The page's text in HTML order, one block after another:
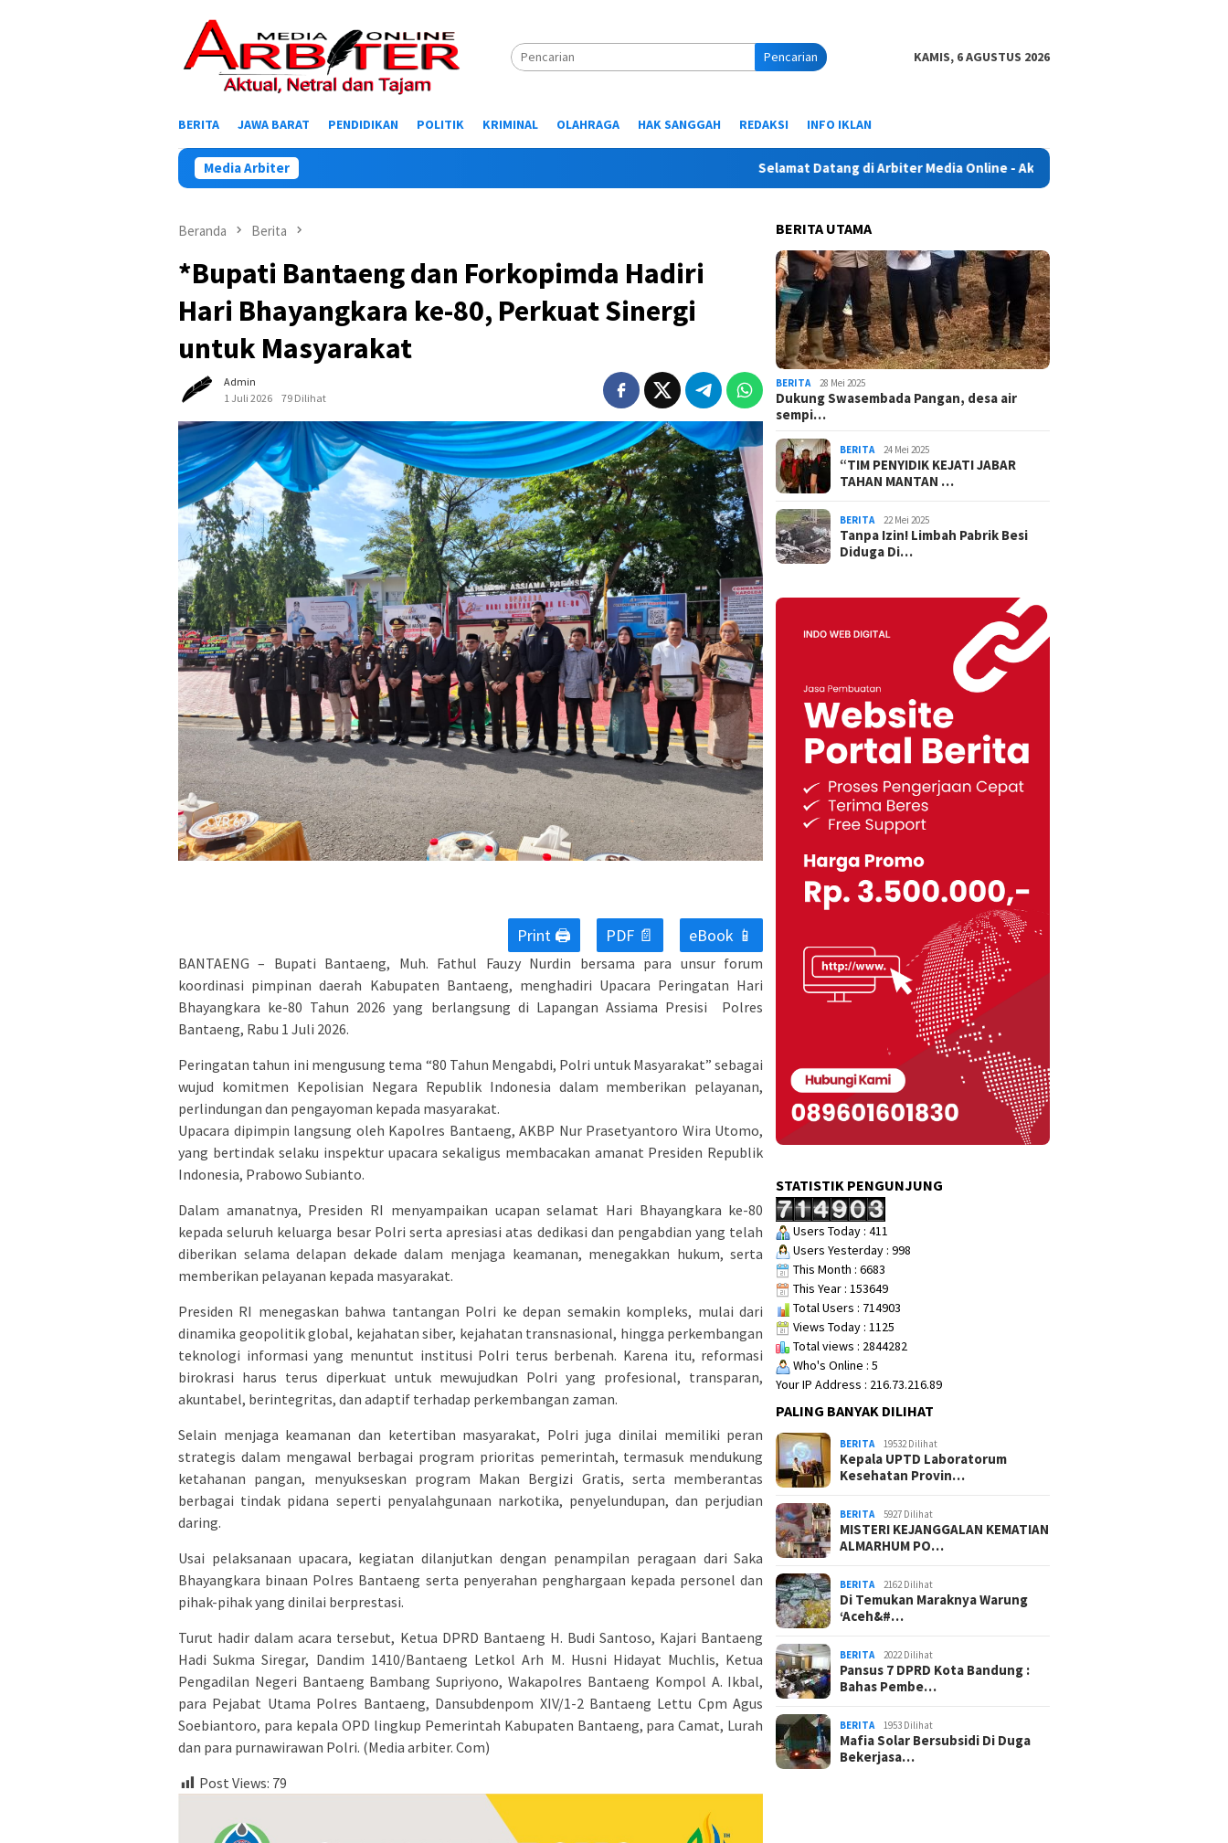
Pencarian KAMIS, 6 AGUSTUS 2026
BERITA JAWA BARAT PENDIDIKAN POLITIK KRIMINAL OLAHRAGA HAK SANGGAH REDAKSI INFO IKLAN
Media Arbiter Selamat Datang di Arbiter Media Online - Aktual, Netral dan Tajam
Beranda Berita
*Bupati Bantaeng dan Forkopimda Hadiri
Hari Bhayangkara ke-80, Perkuat Sinergi
untuk Masyarakat
Admin
1 Juli 2026
79 Dilihat
Print 🖨 PDF 📄 eBook 📱
BANTAENG – Bupati Bantaeng, Muh. Fathul Fauzy Nurdin bersama para unsur forum
koordinasi pimpinan daerah Kabupaten Bantaeng, menghadiri Upacara Peringatan Hari
Bhayangkara ke-80 Tahun 2026 yang berlangsung di Lapangan Assiama Presisi Polres
Bantaeng, Rabu 1 Juli 2026.
Peringatan tahun ini mengusung tema “80 Tahun Mengabdi, Polri untuk Masyarakat” sebagai
wujud komitmen Kepolisian Negara Republik Indonesia dalam memberikan pelayanan,
perlindungan dan pengayoman kepada masyarakat.
Upacara dipimpin langsung oleh Kapolres Bantaeng, AKBP Nur Prasetyantoro Wira Utomo,
yang bertindak selaku inspektur upacara sekaligus membacakan amanat Presiden Republik
Indonesia, Prabowo Subianto.
Dalam amanatnya, Presiden RI menyampaikan ucapan selamat Hari Bhayangkara ke-80
kepada seluruh keluarga besar Polri serta apresiasi atas dedikasi dan pengabdian yang telah
diberikan selama delapan dekade dalam menjaga keamanan, menegakkan hukum, serta
memberikan pelayanan kepada masyarakat.
Presiden RI menegaskan bahwa tantangan Polri ke depan semakin kompleks, mulai dari
dinamika geopolitik global, kejahatan siber, kejahatan transnasional, hingga perkembangan
teknologi informasi yang menuntut institusi Polri terus berbenah. Karena itu, reformasi
birokrasi harus terus diperkuat untuk mewujudkan Polri yang profesional, transparan,
akuntabel, berintegritas, dan adaptif terhadap perkembangan zaman.
Selain menjaga keamanan dan ketertiban masyarakat, Polri juga dinilai memiliki peran
strategis dalam mengawal berbagai program prioritas pemerintah, termasuk mendukung
ketahanan pangan, menyukseskan program Makan Bergizi Gratis, serta memberantas
berbagai tindak pidana seperti penyalahgunaan narkotika, penyelundupan, dan perjudian
daring.
Usai pelaksanaan upacara, kegiatan dilanjutkan dengan penampilan peragaan dari Saka
Bhayangkara binaan Polres Bantaeng serta penyerahan penghargaan kepada personel dan
pihak-pihak yang dinilai berprestasi.
Turut hadir dalam acara tersebut, Ketua DPRD Bantaeng H. Budi Santoso, Kajari Bantaeng
Hadi Sukma Siregar, Dandim 1410/Bantaeng Letkol Arh M. Husni Hidayat Muchlis, Ketua
Pengadilan Negeri Bantaeng Bambang Supriyono, Wakapolres Bantaeng Kompol A. Ikbal,
para Pejabat Utama Polres Bantaeng, Dansubdenpom XIV/1-2 Bantaeng Lettu Cpm Agus
Soebiantoro, para kepala OPD lingkup Pemerintah Kabupaten Bantaeng, para Camat, Lurah
dan para purnawirawan Polri. (Media arbiter. Com)
Post Views: 79
BERITA UTAMA
BERITA 28 Mei 2025
Dukung Swasembada Pangan, desa air
sempi…
BERITA 24 Mei 2025
“TIM PENYIDIK KEJATI JABAR
TAHAN MANTAN …
BERITA 22 Mei 2025
Tanpa Izin! Limbah Pabrik Besi
Diduga Di…
STATISTIK PENGUNJUNG
Users Today : 411
Users Yesterday : 998
This Month : 6683
This Year : 153649
Total Users : 714903
Views Today : 1125
Total views : 2844282
Who's Online : 5
Your IP Address : 216.73.216.89
PALING BANYAK DILIHAT
BERITA 19532 Dilihat
Kepala UPTD Laboratorum
Kesehatan Provin…
BERITA 5927 Dilihat
MISTERI KEJANGGALAN KEMATIAN
ALMARHUM PO…
BERITA 2162 Dilihat
Di Temukan Maraknya Warung
‘Aceh&#…
BERITA 2022 Dilihat
Pansus 7 DPRD Kota Bandung :
Bahas Pembe…
BERITA 1953 Dilihat
Mafia Solar Bersubsidi Di Duga
Bekerjasa…